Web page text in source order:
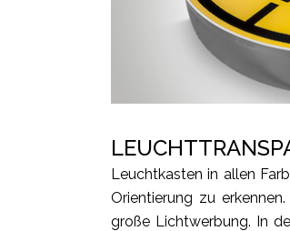
Leuchtkasten in allen
Orientierung zu
große Lichtwerbung. In